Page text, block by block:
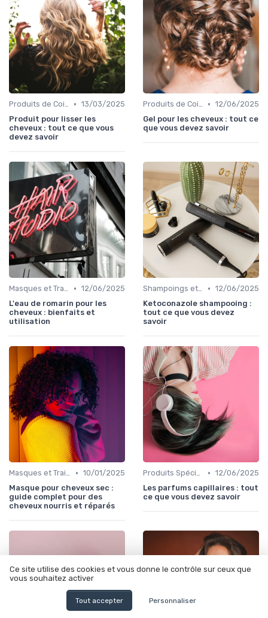
Produits de Coiffage • 13/03/2025
Produit pour lisser les
cheveux : tout ce que vous
devez savoir
Produits de Coiffage • 12/06/2025
Gel pour les cheveux : tout ce
que vous devez savoir
Masques et Traitements en Profondeur • 12/06/2025
L'eau de romarin pour les
cheveux : bienfaits et
utilisation
Shampoings et Après-Shampoings • 12/06/2025
Ketoconazole shampooing :
tout ce que vous devez
savoir
Masques et Traitements en Profondeur • 10/01/2025
Masque pour cheveux sec :
guide complet pour des
cheveux nourris et réparés
Produits Spécifiques (Anti-Frisottis, Hydratants) • 12/06/2025
Les parfums capillaires : tout
ce que vous devez savoir
Ce site utilise des cookies et vous donne le contrôle sur ceux que
vous souhaitez activer
Tout accepter Personnaliser